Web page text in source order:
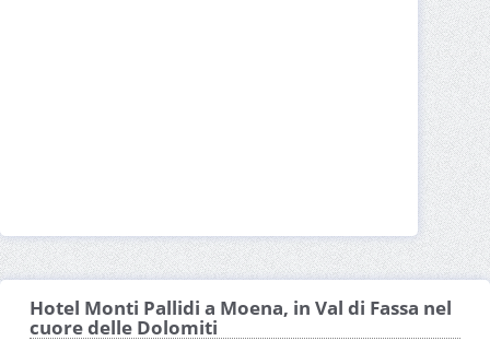
Hotel Monti Pallidi a Moena, in Val di Fassa nel
cuore delle Dolomiti